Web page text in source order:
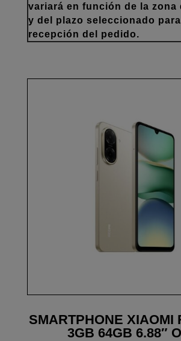
variará en función de la zona
y del plazo seleccionado
recepción del pedido.
SMARTPHONE XIAOMI
3GB 64GB 6.88″